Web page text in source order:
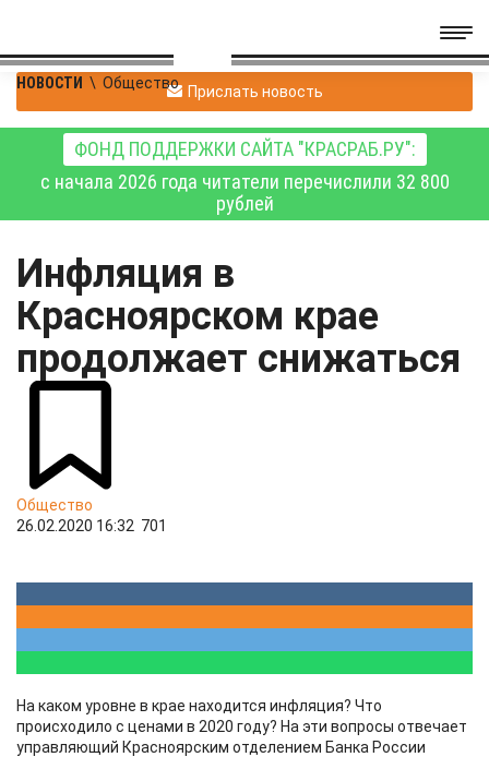
НОВОСТИ \ Общество Прислать новость
ФОНД ПОДДЕРЖКИ САЙТА "КРАСРАБ.РУ":
с начала 2026 года читатели перечислили 32 800
рублей
Инфляция в
Красноярском крае
продолжает снижаться
Общество
26.02.2020 16:32 701
На каком уровне в крае находится инфляция? Что
происходило с ценами в 2020 году? На эти вопросы отвечает
управляющий Красноярским отделением Банка России